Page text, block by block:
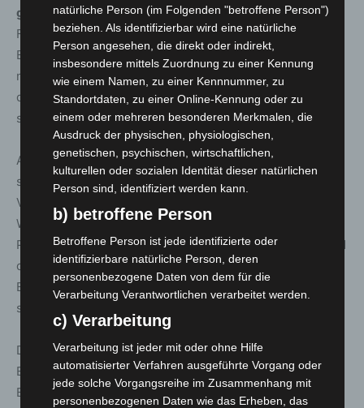
großer Müllcontainermit 13,5 Kubikmetern
Fassungsvermögen zur Verfügung. Diese sind für
Essensreste, Verpackungen und Grillabfälle gedacht,
nicht jedoch für Haus- oder Sperrmüll. Zusätzlich wird
das Gelände zweimal wöchentlich, montags und
samstags, gereinigt.
Auch die Infrastruktur wurde ausgebaut. Seit Kurzem
steht
am Ostufer eine neue Eco-Toilettenanlage
Verfügung und ergänzt das bisher einzige WC am
Westufer. Die Anlage arbeitet autark und wird über eine
Photovoltaikanlage versorgt, ein Teil des Abwassers wird
direkt vor Ort für Reinigungszwecke aufbereitet. Der
Betrieb ist zunächst auf zwei Jahre angelegt. Bewährt
sich die Anlage, will die Stadt das Angebot verlängern.
Die Anschaffung und Aufstellung kosteten rund 75.000
Euro, hinzu kommen jährlich etwa 35.000 Euro für
Betrieb und Wartung.
natürliche Person (im Folgenden "betroffene Person")
beziehen. Als identifizierbar wird eine natürliche
Person angesehen, die direkt oder indirekt,
insbesondere mittels Zuordnung zu einer Kennung
wie einem Namen, zu einer Kennnummer, zu
Standortdaten, zu einer Online-Kennung oder zu
einem oder mehreren besonderen Merkmalen, die
Ausdruck der physischen, physiologischen,
genetischen, psychischen, wirtschaftlichen,
kulturellen oder sozialen Identität dieser natürlichen
Person sind, identifiziert werden kann.
b) betroffene Person
Betroffene Person ist jede identifizierte oder
identifizierbare natürliche Person, deren
personenbezogene Daten von dem für die
Verarbeitung Verantwortlichen verarbeitet werden.
c) Verarbeitung
Verarbeitung ist jeder mit oder ohne Hilfe
automatisierter Verfahren ausgeführte Vorgang oder
jede solche Vorgangsreihe im Zusammenhang mit
personenbezogenen Daten wie das Erheben, das